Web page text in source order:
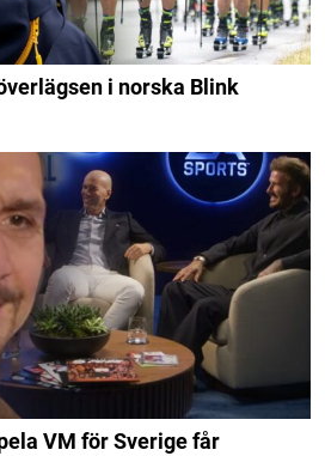
i norska Blink
VM för Sverige får